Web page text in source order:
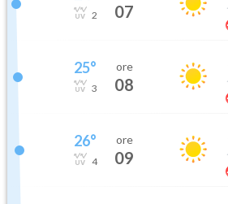
2 07
25°
3
ore
08
26°
4
ore
09